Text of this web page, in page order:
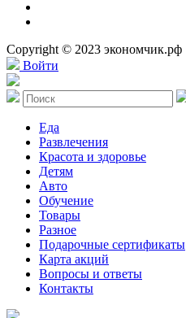
Copyright © 2023 экономчик.рф
Войти
Еда
Развлечения
Красота и здоровье
Детям
Авто
Обучение
Товары
Разное
Подарочные сертификаты
Карта акций
Вопросы и ответы
Контакты